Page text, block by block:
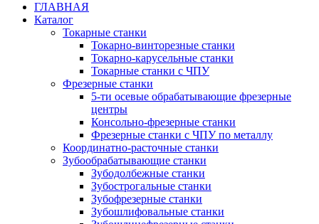
ГЛАВНАЯ
Каталог
Токарные станки
Токарно-винторезные станки
Токарно-карусельные станки
Токарные станки с ЧПУ
Фрезерные станки
5-ти осевые обрабатывающие фрезерные
центры
Консольно-фрезерные станки
Фрезерные станки с ЧПУ по металлу
Координатно-расточные станки
Зубообрабатывающие станки
Зубодолбежные станки
Зубострогальные станки
Зубофрезерные станки
Зубошлифовальные станки